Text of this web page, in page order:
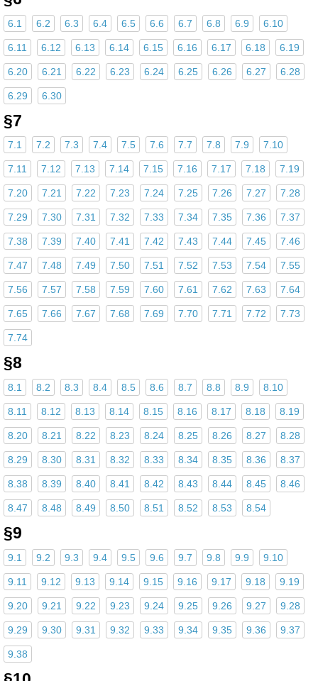
6.1 6.2 6.3 6.4 6.5 6.6 6.7 6.8 6.9 6.10
6.11 6.12 6.13 6.14 6.15 6.16 6.17 6.18 6.19
6.20 6.21 6.22 6.23 6.24 6.25 6.26 6.27 6.28
6.29 6.30
§7
7.1 7.2 7.3 7.4 7.5 7.6 7.7 7.8 7.9 7.10
7.11 7.12 7.13 7.14 7.15 7.16 7.17 7.18 7.19
7.20 7.21 7.22 7.23 7.24 7.25 7.26 7.27 7.28
7.29 7.30 7.31 7.32 7.33 7.34 7.35 7.36 7.37
7.38 7.39 7.40 7.41 7.42 7.43 7.44 7.45 7.46
7.47 7.48 7.49 7.50 7.51 7.52 7.53 7.54 7.55
7.56 7.57 7.58 7.59 7.60 7.61 7.62 7.63 7.64
7.65 7.66 7.67 7.68 7.69 7.70 7.71 7.72 7.73
7.74
§8
8.1 8.2 8.3 8.4 8.5 8.6 8.7 8.8 8.9 8.10
8.11 8.12 8.13 8.14 8.15 8.16 8.17 8.18 8.19
8.20 8.21 8.22 8.23 8.24 8.25 8.26 8.27 8.28
8.29 8.30 8.31 8.32 8.33 8.34 8.35 8.36 8.37
8.38 8.39 8.40 8.41 8.42 8.43 8.44 8.45 8.46
8.47 8.48 8.49 8.50 8.51 8.52 8.53 8.54
§9
9.1 9.2 9.3 9.4 9.5 9.6 9.7 9.8 9.9 9.10
9.11 9.12 9.13 9.14 9.15 9.16 9.17 9.18 9.19
9.20 9.21 9.22 9.23 9.24 9.25 9.26 9.27 9.28
9.29 9.30 9.31 9.32 9.33 9.34 9.35 9.36 9.37
9.38